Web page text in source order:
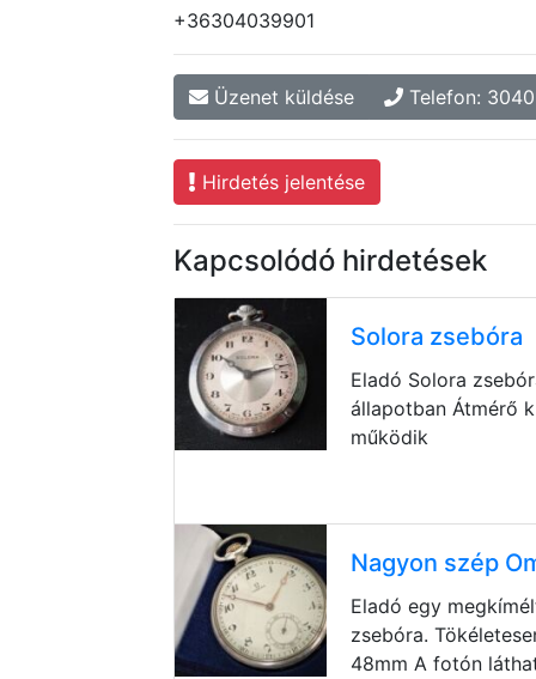
+36304039901
Üzenet küldése Telefon:
Hirdetés jelentése
Kapcsolódó hirdetések
Solora zsebóra
Eladó Solora
állapotban Átmérő
működik
Nagyon szép
Eladó egy
zsebóra.
48mm A fotón